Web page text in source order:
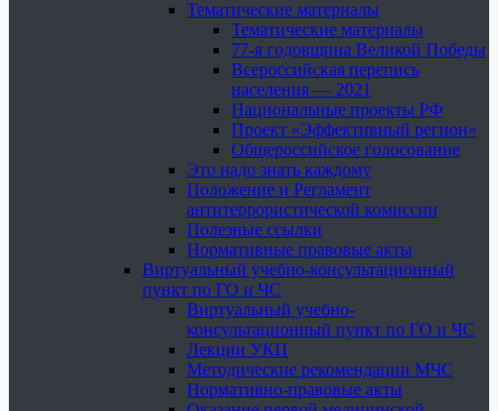
Тематические материалы
Тематические материалы
77-я годовщина Великой Победы
Всероссийская перепись
населения — 2021
Национальные проекты РФ
Проект «Эффективный регион»
Общероссийское голосование
Это надо знать каждому
Положение и Регламент
антитеррористической комиссии
Полезные ссылки
Нормативные правовые акты
Виртуальный учебно-консультационный
пункт по ГО и ЧС
Виртуальный учебно-
консультационный пункт по ГО и ЧС
Лекции УКП
Методические рекомендации МЧС
Нормативно-правовые акты